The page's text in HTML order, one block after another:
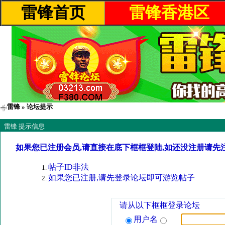
雷锋首页 雷锋香港区
雷锋 » 论坛提示
雷锋 提示信息
如果您已注册会员,请直接在底下框框登陆,如还没注册请先
帖子ID非法
如果您已注册,请先登录论坛即可游览帖子
请从以下框框登录论坛
用户名